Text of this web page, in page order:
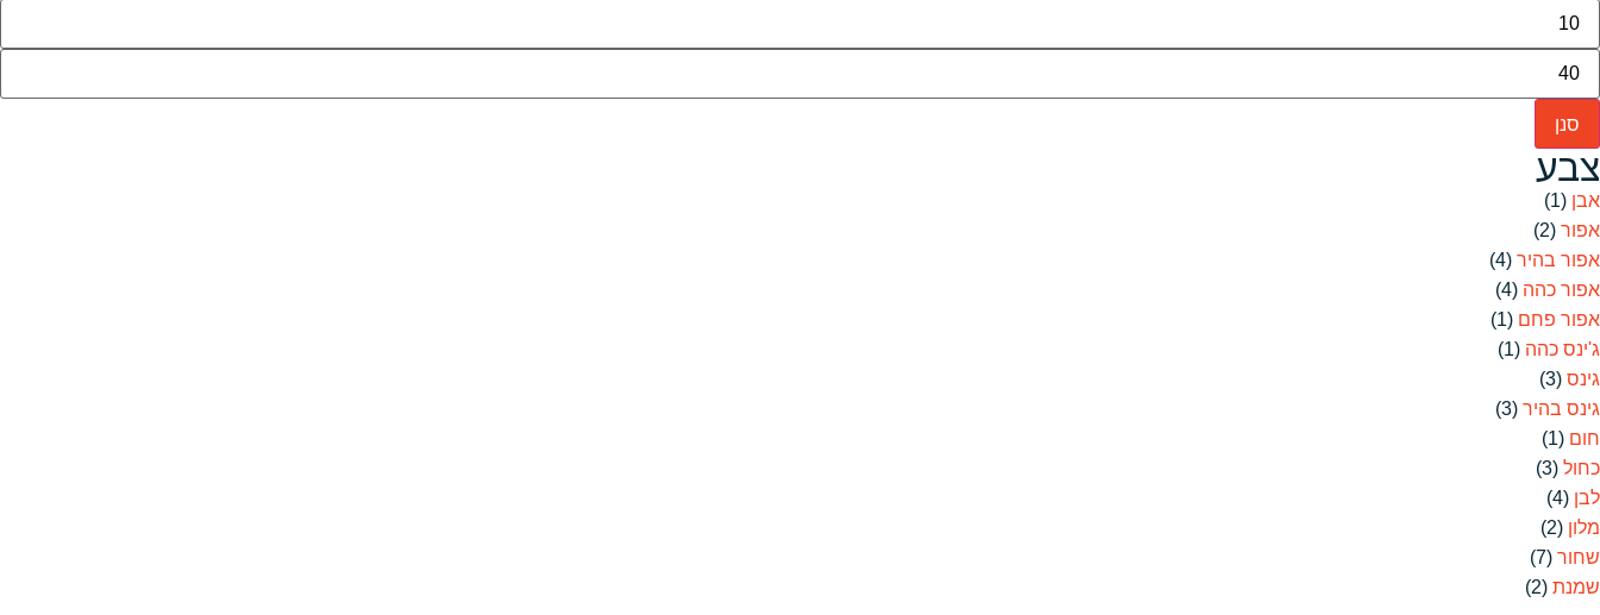
סנן
צבע
אבן (1)
אפור (2)
אפור בהיר (4)
אפור כהה (4)
אפור פחם (1)
ג'ינס כהה (1)
גינס (3)
גינס בהיר (3)
חום (1)
כחול (3)
לבן (4)
מלון (2)
שחור (7)
שמנת (2)